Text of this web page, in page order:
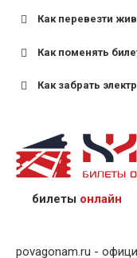
для пригородных
Как перевезти
Как поменять
Как забрать
назвав кассиру
предъявив
кого оформлен
билеты онлайн
povagonam.ru -